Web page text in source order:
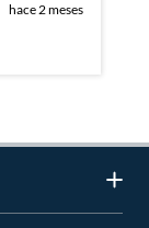
hace 2 meses